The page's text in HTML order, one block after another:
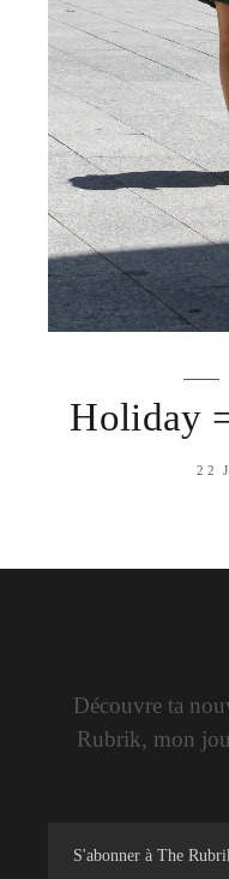
Holiday
22
Découvre ta
Rubrik, mon